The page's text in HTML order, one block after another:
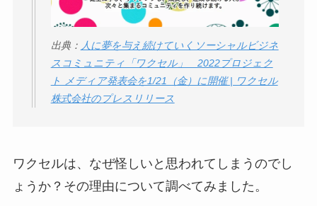
【怪しい？】セルプ
ロモート株式会社の
口コミ・評判は実際
どう？
ユリカコーポレーシ
出典： 人に夢を与え続けていくソーシャルビジネ
スコミュニティ「ワクセル」 2022プロジェク
ト メディア発表会を1/21（金）に開催 | ワクセル
株式会社のプレスリリース
ワクセルは、なぜ怪しいと思われてしまうのでし
ょうか？その理由について調べてみました。